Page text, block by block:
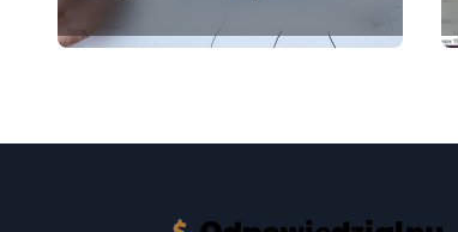
10-20 lat?